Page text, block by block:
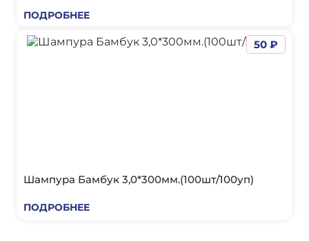
ПОДРОБНЕЕ
Шампура Бамбук 3,0*300мм.(100шт/100уп)
ПОДРОБНЕЕ
50 ₽